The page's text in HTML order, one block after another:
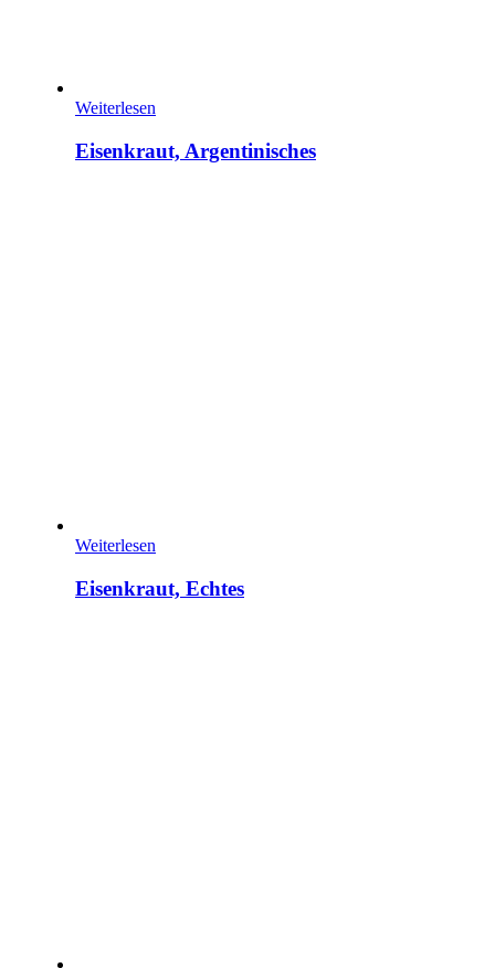
Weiterlesen
Eisenkraut, Argentinisches
Weiterlesen
Eisenkraut, Echtes